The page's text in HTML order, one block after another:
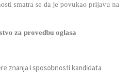
smatra se da je povukao prijavu na
za provedbu oglasa
znanja i sposobnosti kandidata